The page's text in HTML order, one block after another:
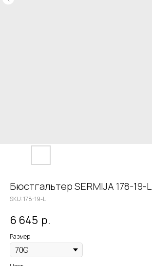
Бюстгальтер SERMIJA 178-19-L
SKU:178-19-L
6 645 р.
Размер